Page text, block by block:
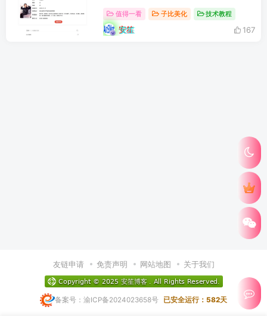
值得一看 子比美化 技术教程
安笙 167
友链申请 免责声明 网站地图 关于我们
备案号：渝ICP备2024023658号 已安全运行：582天